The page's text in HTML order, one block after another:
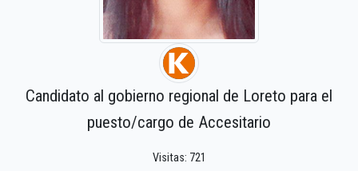
Candidato al gobierno regional de Loreto para el
puesto/cargo de Accesitario
Visitas: 721